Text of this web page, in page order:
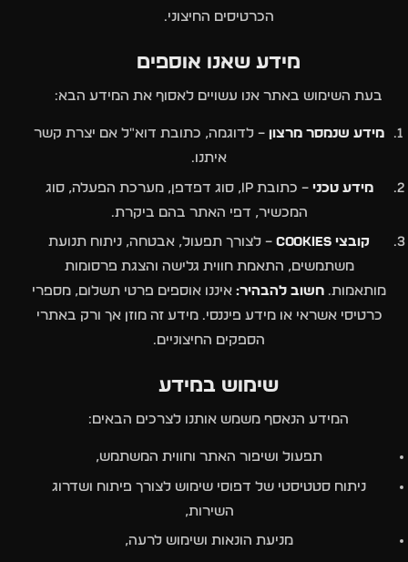
הכרטיסים החיצוני.
מידע שאנו אוספים
בעת השימוש באתר אנו עשויים לאסוף את המידע הבא:
מידע שנמסר מרצון– לדוגמה, כתובת דוא"ל אם יצרת קשר
איתנו.
מידע טכני
– כתובת IP, סוג דפדפן, מערכת הפעלה, סוג
המכשיר, דפי האתר בהם ביקרת.
קובצי Cookies
– לצורך תפעול, אבטחה, ניתוח תנועת
משתמשים, התאמת חווית גלישה והצגת פרסומות
מותאמות. חשוב להבהיר:איננו אוספים פרטי תשלום, מספרי
כרטיסי אשראי או מידע פיננסי. מידע זה מוזן אך ורק באתרי
הספקים החיצוניים.
שימוש במידע
המידע הנאסף משמש אותנו לצרכים הבאים:
תפעול ושיפור האתר וחווית המשתמש,
ניתוח סטטיסטי של דפוסי שימוש לצורך פיתוח ושדרוג
השירות,
מניעת הונאות ושימוש לרעה,